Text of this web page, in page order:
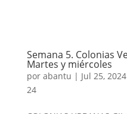
Semana 5. Colonias
Martes y miércoles
por abantu | Jul 25, 2024
24